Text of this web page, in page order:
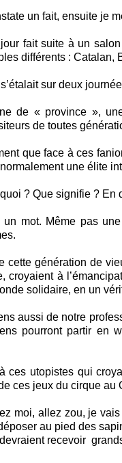
un fait, ensuite je
jour fait suite à un
différents : Catalan,
sur deux
de « province »,
de toutes
que face à ces
une élite
quoi ? Que signifie ?
mot. Même pas
cette génération de
croyaient à
solidaire, en un
aussi de notre
pourront partir en
ces utopistes qui
ces jeux du cirque au
moi, allez zou, je
au pied des
recevoir